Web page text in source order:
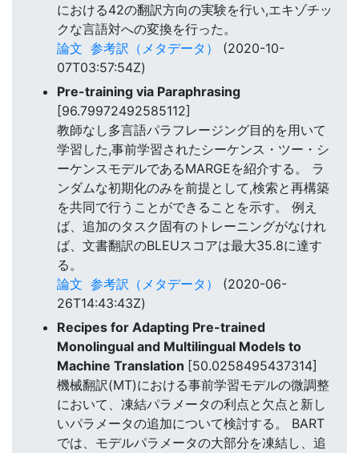
における42の翻訳方向の実験を行い,エキゾチッ
クな言語対への変換を行った。
論文 参考訳（メタデータ）
(2020-10-
07T03:57:54Z)
Pre-training via Paraphrasing
[96.79972492585112]
教師なし多言語パラフレージング目的を用いて
学習した,事前学習されたシーケンス・ツー・シ
ーケンスモデルであるMARGEを紹介する。 ラ
ンダムな初期化のみを前提として,検索と再構築
を共同で行うことができることを示す。 例え
ば、追加のタスク固有のトレーニングがなけれ
ば、文書翻訳のBLEUスコアは最大35.8に達す
る。
論文 参考訳（メタデータ）
(2020-06-
26T14:43:43Z)
Recipes for Adapting Pre-trained
Monolingual and Multilingual Models to
Machine Translation [50.0258495437314]
機械翻訳(MT)における事前学習モデルの微調整
において、凍結パラメータの利点と欠点と新し
いパラメータの追加について検討する。 BART
では、モデルパラメータの大部分を凍結し、追